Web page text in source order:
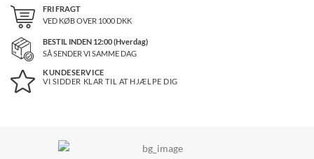
FRI FRAGT
VED KØB OVER 1000DKK
BESTIL INDEN 12:00 (Hverdag)
SÅ SENDER VI SAMME DAG
KUNDESERVICE
VI SIDDER KLAR TIL AT HJÆLPE DIG